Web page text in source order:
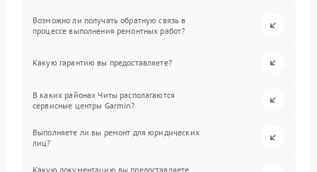
Возможно ли получать обратную связь в
процессе выполнения ремонтных работ?
Какую гарантию вы предоставляете?
В каких районах Читы располагаются
сервисные центры Garmin?
Выполняете ли вы ремонт для юридических
лиц?
Какую документацию вы предоставляете